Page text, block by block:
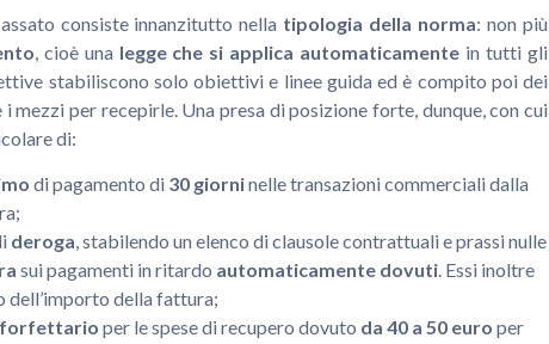
consiste innanzitutto nella tipologia della norma: non più
, cioè una legge che si applica automaticamente in tutti gli
stabiliscono solo obiettivi e linee guida ed è compito poi dei
mezzi per recepirle. Una presa di posizione forte, dunque, con cui
di:
di pagamento di 30 giorninelle transazioni commerciali dalla
deroga, stabilendo un elenco di clausole contrattuali e prassi nulle
sui pagamenti in ritardo automaticamente dovuti. Essi inoltre
dell’importo della fattura;
forfettario per le spese di recupero dovuto da 40 a 50 euro per